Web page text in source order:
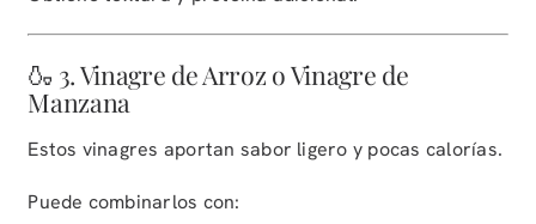
🍶 3. Vinagre de Arroz o Vinagre de
Manzana
Estos vinagres aportan sabor ligero y pocas calorías.
Puede combinarlos con: